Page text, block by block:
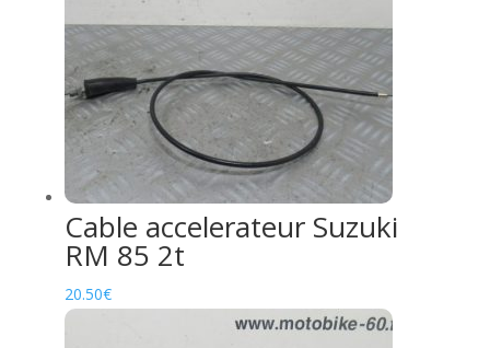
Cable accelerateur Suzuki
RM 85 2t
20.50€